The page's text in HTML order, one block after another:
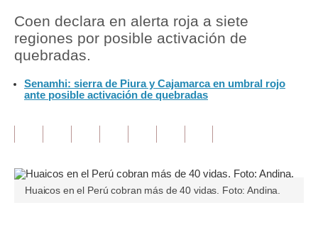
Política
Tu Dinero
Finanzas Personales
Inmobiliarias
Opinión
Coen declara en alerta roja a siete
regiones por posible activación de
quebradas.
Senamhi: sierra de Piura y Cajamarca en umbral rojo
ante posible activación de quebradas
Huaicos en el Perú cobran más de 40 vidas. Foto: Andina.